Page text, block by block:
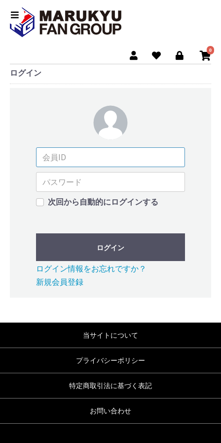
0
ログイン
次回から自動的にログインする
ログイン
ログイン情報をお忘れですか？
新規会員登録
当サイトについて
プライバシーポリシー
特定商取引法に基づく表記
お問い合わせ